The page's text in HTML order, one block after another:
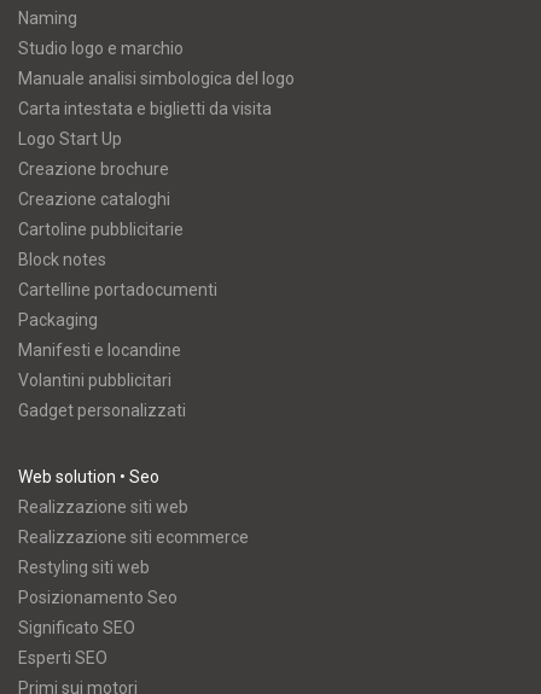
Naming
Studio logo e marchio
Manuale analisi simbologica del logo
Carta intestata e biglietti da visita
Logo Start Up
Creazione brochure
Creazione cataloghi
Cartoline pubblicitarie
Block notes
Cartelline portadocumenti
Packaging
Manifesti e locandine
Volantini pubblicitari
Gadget personalizzati
Web solution • Seo
Realizzazione siti web
Realizzazione siti ecommerce
Restyling siti web
Posizionamento Seo
Significato SEO
Esperti SEO
Primi sui motori